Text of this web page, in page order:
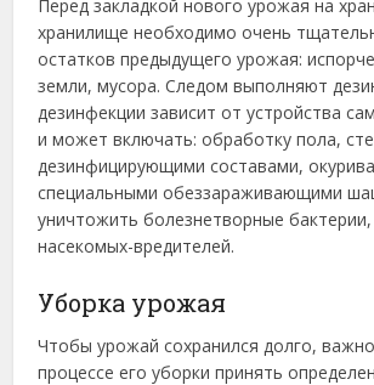
Перед закладкой нового урожая на
хранилище необходимо очень
остатков предыдущего урожая:
земли, мусора. Следом выполняют
дезинфекции зависит от устройства
и может включать: обработку пола,
дезинфицирующими составами,
специальными обеззараживающими
уничтожить болезнетворные
насекомых-вредителей.
Уборка урожая
Чтобы урожай сохранился долго,
процессе его уборки принять